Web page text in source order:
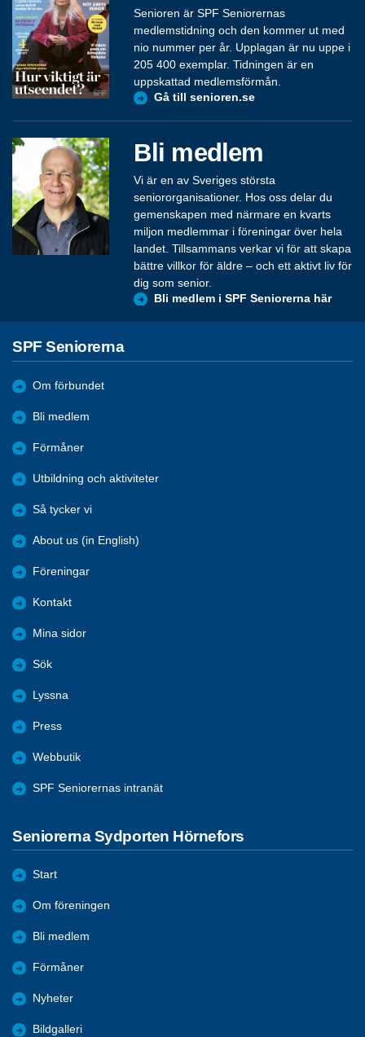
Senioren är SPF Seniorernas
medlemstidning och den kommer ut med
nio nummer per år. Upplagan är nu uppe i
205 400 exemplar. Tidningen är en
uppskattad medlemsförmån.
Gå till senioren.se
Bli medlem
Vi är en av Sveriges största
seniororganisationer. Hos oss delar du
gemenskapen med närmare en kvarts
miljon medlemmar i föreningar över hela
landet. Tillsammans verkar vi för att skapa
bättre villkor för äldre – och ett aktivt liv för
dig som senior.
Bli medlem i SPF Seniorerna här
SPF Seniorerna
Om förbundet
Bli medlem
Förmåner
Utbildning och aktiviteter
Så tycker vi
About us (in English)
Föreningar
Kontakt
Mina sidor
Sök
Lyssna
Press
Webbutik
SPF Seniorernas intranät
Seniorerna Sydporten Hörnefors
Start
Om föreningen
Bli medlem
Förmåner
Nyheter
Bildgalleri